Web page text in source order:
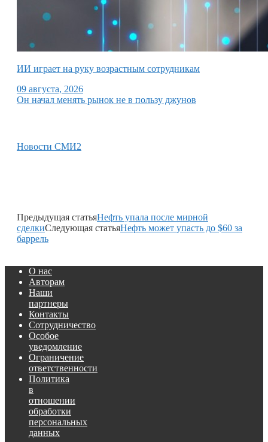
ИИ играет на руку возрастным сотрудникам
09 августа, 2026
Он начал менять рынок не в пользу джунов
Новости СМИ2
Предыдущая статьяНефть упала после мирной
сделкиСледующая статьяНефть может упасть до $60 за
баррель
О нас
Авторам
Наши
партнеры
Контакты
Сотрудничество
Особое
уведомление
Ограничение
ответственности
Политика
в
отношении
обработки
персональных
данных